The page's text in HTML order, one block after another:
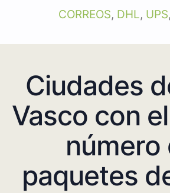
CORREOS, DHL, UPS,
Ciudades
Vasco con
número
paquetes